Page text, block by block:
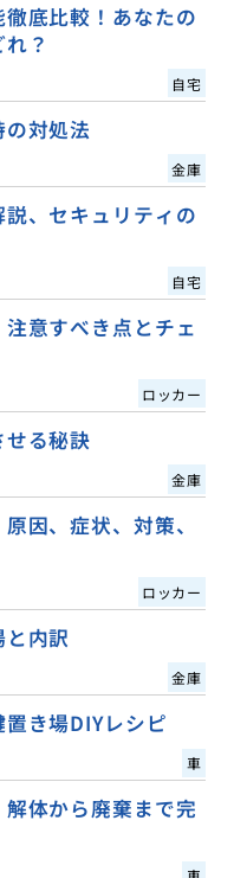
底比較！あなたの
？
自宅
対処法
金庫
、セキュリティの
自宅
意すべき点とチェ
ロッカー
る秘訣
金庫
因、症状、対策、
ロッカー
内訳
金庫
き場DIYレシピ
車
体から廃棄まで完